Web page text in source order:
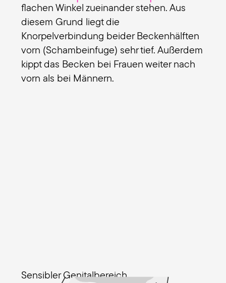
flachen Winkel zueinander stehen. Aus
diesem Grund liegt die
Knorpelverbindung beider Beckenhälften
vorn (Schambeinfuge) sehr tief. Außerdem
kippt das Becken bei Frauen weiter nach
vorn als bei Männern.
Sensibler Genitalbereich